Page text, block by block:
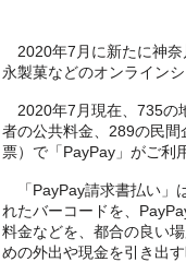
2020年7月に新たに神奈
永製菓などのオンライン
2020年7月現在、735の
者の公共料金、289の民
票）で「PayPay」がご利
「PayPay請求書払い」
れたバーコードを、
料金などを、都合の良い
めの外出や現金を引き出